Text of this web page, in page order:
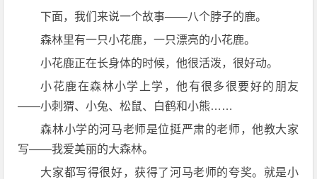
下面，我们来说一个故事——八个脖子的鹿。
森林里有一只小花鹿，一只漂亮的小花鹿。
小花鹿正在长身体的时候，他很活泼，很好动。
小花鹿在森林小学上学，他有很多很要好的朋友
——小刺猬、小兔、松鼠、白鹤和小熊……
森林小学的河马老师是位挺严肃的老师，他教大家
写——我爱美丽的大森林。
大家都写得很好，获得了河马老师的夸奖。就是小